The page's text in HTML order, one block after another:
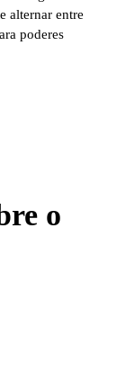
alternar entre
poderes
o